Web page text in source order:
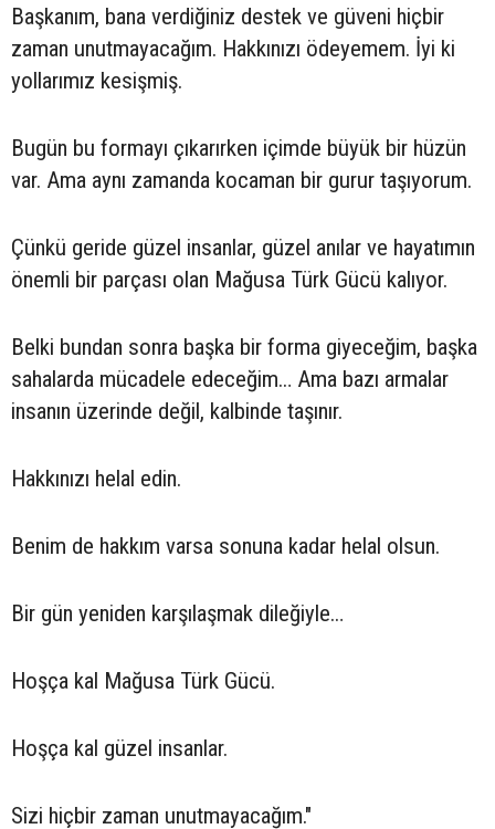
Başkanım, bana verdiğiniz destek ve güveni hiçbir
zaman unutmayacağım. Hakkınızı ödeyemem. İyi ki
yollarımız kesişmiş.
Bugün bu formayı çıkarırken içimde büyük bir hüzün
var. Ama aynı zamanda kocaman bir gurur taşıyorum.
Çünkü geride güzel insanlar, güzel anılar ve hayatımın
önemli bir parçası olan Mağusa Türk Gücü kalıyor.
Belki bundan sonra başka bir forma giyeceğim, başka
sahalarda mücadele edeceğim… Ama bazı armalar
insanın üzerinde değil, kalbinde taşınır.
Hakkınızı helal edin.
Benim de hakkım varsa sonuna kadar helal olsun.
Bir gün yeniden karşılaşmak dileğiyle…
Hoşça kal Mağusa Türk Gücü.
Hoşça kal güzel insanlar.
Sizi hiçbir zaman unutmayacağım."